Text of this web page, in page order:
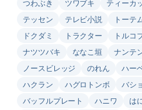
つわぶき
ツワブキ ティーカ
テッセン
テレビ小説 トーテ
ドクダミ
トラクター トルコ
ナツツバキ
ななこ垣 ナンテ
ノースビレッジ
のれん ハー
ハクラン
ハグロトンボ バシ
バッフルプレート
ハニワ は